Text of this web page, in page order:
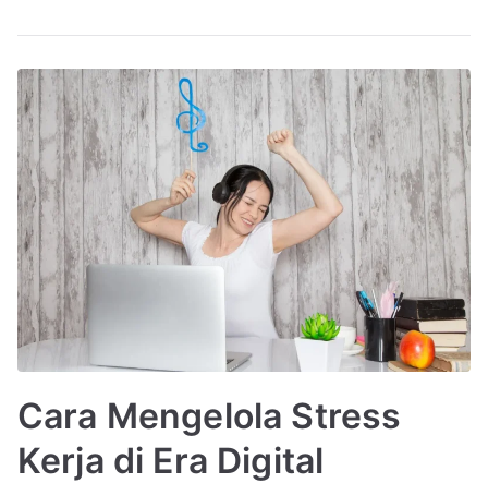
Cara Mengelola Stress
Kerja di Era Digital